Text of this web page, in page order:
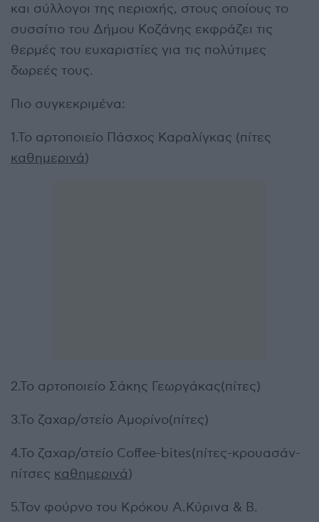
και σύλλογοι της περιοχής, στους οποίους το
συσσίτιο του Δήμου Κοζάνης εκφράζει τις
θερμές του ευχαριστίες για τις πολύτιμες
δωρεές τους.
Πιο συγκεκριμένα:
1.Το αρτοποιείο Πάσχος Καραλίγκας (πίτες
καθημερινά)
2.Το αρτοποιείο Σάκης Γεωργάκας(πίτες)
3.Το ζαχαρ/στείο Αμορίνο(πίτες)
4.Το ζαχαρ/στείο Coffee-bites(πίτες-κρουασάν-
πίτσες καθημερινά)
5.Τον φούρνο του Κρόκου Α.Κύρινα & Β.